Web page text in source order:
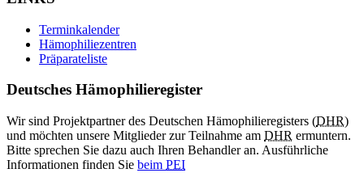
Terminkalender
Hämophiliezentren
Präparateliste
Deutsches Hämophilieregister
Wir sind Projektpartner des Deutschen Hämophilieregisters (DHR)
und möchten unsere Mitglieder zur Teilnahme am DHR ermuntern.
Bitte sprechen Sie dazu auch Ihren Behandler an. Ausführliche
Informationen finden Sie beim PEI